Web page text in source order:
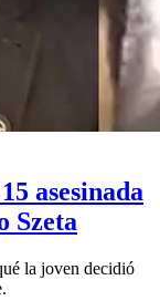
asesinada
Szeta
la joven decidió